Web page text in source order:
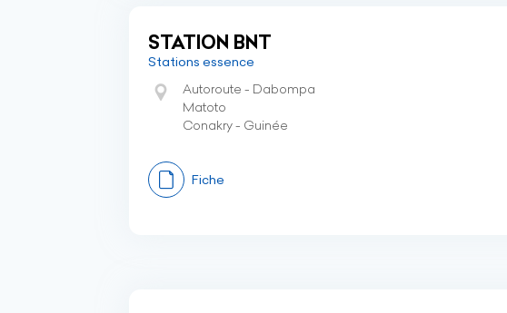
STATION BNT
Stations essence
Autoroute - Dabompa
Matoto
Conakry - Guinée
Fiche